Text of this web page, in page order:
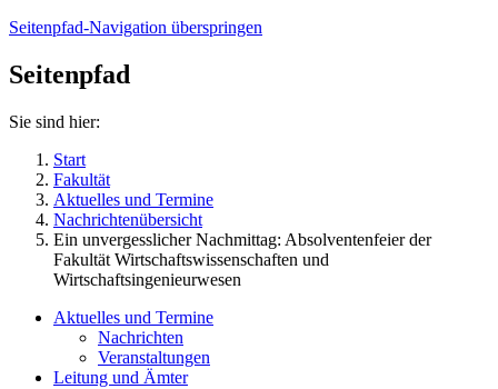
Seitenpfad-Navigation überspringen
Seitenpfad
Sie sind hier:
Start
Fakultät
Aktuelles und Termine
Nachrichtenübersicht
Ein unvergesslicher Nachmittag: Absolventenfeier der
Fakultät Wirtschaftswissenschaften und
Wirtschaftsingenieurwesen
Aktuelles und Termine
Nachrichten
Veranstaltungen
Leitung und Ämter